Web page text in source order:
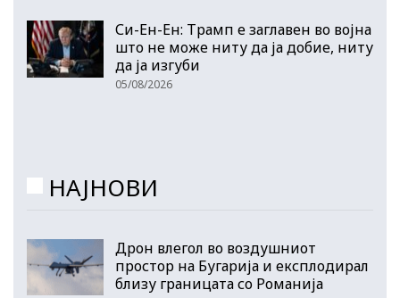
Си-Ен-Ен: Трамп е заглавен во војна
што не може ниту да ја добие, ниту
да ја изгуби
05/08/2026
НАЈНОВИ
Дрон влегол во воздушниот
простор на Бугарија и експлодирал
близу границата со Романија